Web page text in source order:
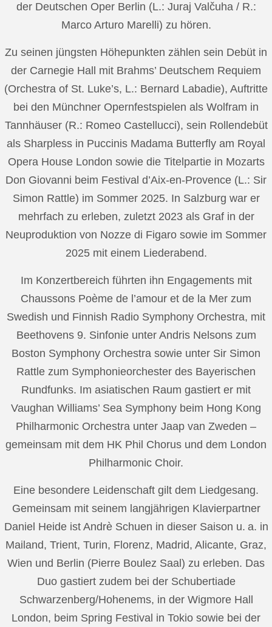
der Deutschen Oper Berlin (L.: Juraj Valčuha / R.:
Marco Arturo Marelli) zu hören.
Zu seinen jüngsten Höhepunkten zählen sein Debüt in
der Carnegie Hall mit Brahms’ Deutschem Requiem
(Orchestra of St. Luke’s, L.: Bernard Labadie), Auftritte
bei den Münchner Opernfestspielen als Wolfram in
Tannhäuser (R.: Romeo Castellucci), sein Rollendebüt
als Sharpless in Puccinis Madama Butterfly am Royal
Opera House London sowie die Titelpartie in Mozarts
Don Giovanni beim Festival d’Aix-en-Provence (L.: Sir
Simon Rattle) im Sommer 2025. In Salzburg war er
mehrfach zu erleben, zuletzt 2023 als Graf in der
Neuproduktion von Nozze di Figaro sowie im Sommer
2025 mit einem Liederabend.
Im Konzertbereich führten ihn Engagements mit
Chaussons Poème de l’amour et de la Mer zum
Swedish und Finnish Radio Symphony Orchestra, mit
Beethovens 9. Sinfonie unter Andris Nelsons zum
Boston Symphony Orchestra sowie unter Sir Simon
Rattle zum Symphonieorchester des Bayerischen
Rundfunks. Im asiatischen Raum gastiert er mit
Vaughan Williams’ Sea Symphony beim Hong Kong
Philharmonic Orchestra unter Jaap van Zweden –
gemeinsam mit dem HK Phil Chorus und dem London
Philharmonic Choir.
Eine besondere Leidenschaft gilt dem Liedgesang.
Gemeinsam mit seinem langjährigen Klavierpartner
Daniel Heide ist Andrè Schuen in dieser Saison u. a. in
Mailand, Trient, Turin, Florenz, Madrid, Alicante, Graz,
Wien und Berlin (Pierre Boulez Saal) zu erleben. Das
Duo gastiert zudem bei der Schubertiade
Schwarzenberg/Hohenems, in der Wigmore Hall
London, beim Spring Festival in Tokio sowie bei der